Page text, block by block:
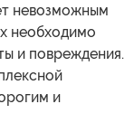
невозможным
необходимо
и повреждения.
и